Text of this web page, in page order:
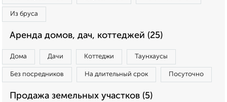
Из бруса
Аренда домов, дач, коттеджей (25)
Дома Дачи Коттеджи Таунхаусы
Без посредников На длительный срок Посуточно
Продажа земельных участков (5)